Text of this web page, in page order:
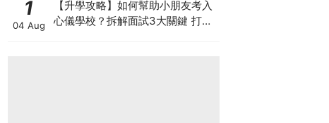
1
04 Aug
【升學攻略】如何幫助小朋友考入
心儀學校？拆解面試3大關鍵 打好